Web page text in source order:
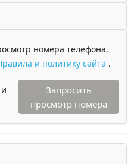
номера телефона,
и политику сайта .
Запросить
просмотр номера